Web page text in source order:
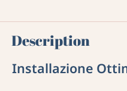
Description
Installazione